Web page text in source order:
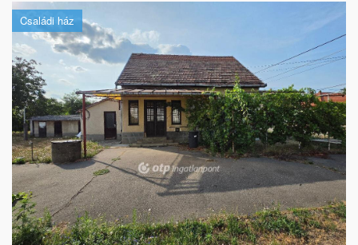
Családi ház